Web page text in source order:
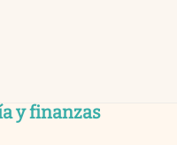
y finanzas